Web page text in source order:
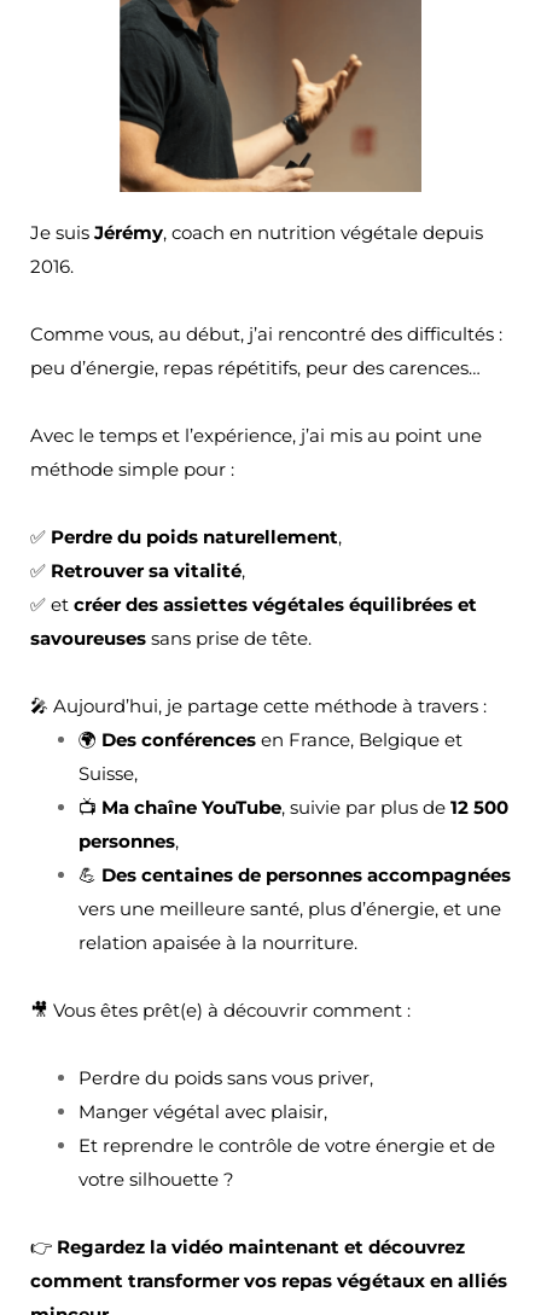
Je suis Jérémy, coach en nutrition végétale depuis
2016.
Comme vous, au début, j’ai rencontré des difficultés :
peu d’énergie, repas répétitifs, peur des carences…
Avec le temps et l’expérience, j’ai mis au point une
méthode simple pour :
✅ Perdre du poids naturellement,
✅ Retrouver sa vitalité,
✅ et créer des assiettes végétales équilibrées et
savoureuses sans prise de tête.
🎤 Aujourd’hui, je partage cette méthode à travers :
🌍 Des conférences en France, Belgique et
Suisse,
📺 Ma chaîne YouTube, suivie par plus de 12 500
personnes,
💪 Des centaines de personnes accompagnées
vers une meilleure santé, plus d’énergie, et une
relation apaisée à la nourriture.
🎥 Vous êtes prêt(e) à découvrir comment :
Perdre du poids sans vous priver,
Manger végétal avec plaisir,
Et reprendre le contrôle de votre énergie et de
votre silhouette ?
👉 Regardez la vidéo maintenant et découvrez
comment transformer vos repas végétaux en alliés